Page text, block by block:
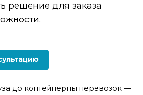
решение для заказа
до контейнерны перевозок —